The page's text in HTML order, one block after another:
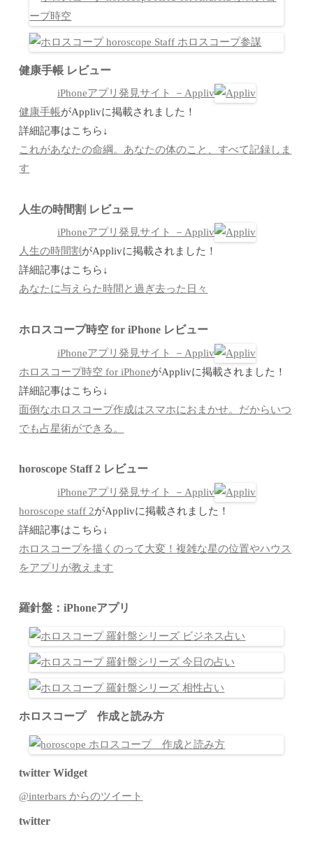
健康手帳 レビュー
iPhoneアプリ発見サイト －Appliv
健康手帳がApplivに掲載されました！
詳細記事はこちら↓
これがあなたの命綱。あなたの体のこと、すべて記録しま
す
人生の時間割 レビュー
iPhoneアプリ発見サイト －Appliv
人生の時間割 がApplivに掲載されました！
詳細記事はこちら↓
あなたに与えらた時間と過ぎ去った日々
ホロスコープ時空 for iPhone レビュー
iPhoneアプリ発見サイト －Appliv
ホロスコープ時空 for iPhoneがApplivに掲載されました！
詳細記事はこちら↓
面倒なホロスコープ作成はスマホにおまかせ。だからいつ
でも占星術ができる。
horoscope Staff 2 レビュー
iPhoneアプリ発見サイト －Appliv
horoscope staff 2がApplivに掲載されました！
詳細記事はこちら↓
ホロスコープを描くのって大変！複雑な星の位置やハウス
をアプリが教えます
羅針盤：iPhoneアプリ
ホロスコープ 作成と読み方
twitter Widget
@interbars からのツイート
twitter